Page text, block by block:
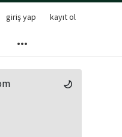
giriş yap kayıt ol